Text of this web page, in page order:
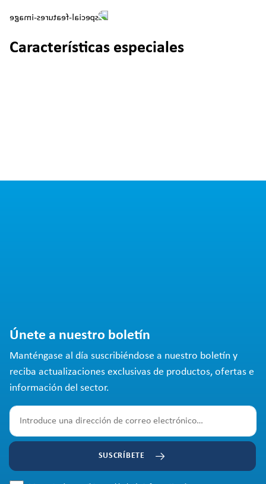
Características especiales
Únete a nuestro boletín
Manténgase al día suscribiéndose a nuestro boletín y
reciba actualizaciones exclusivas de productos, ofertas e
información del sector.
SUSCRÍBETE